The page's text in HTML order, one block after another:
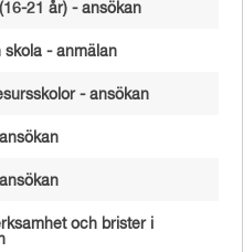
21 år) - ansökan
skola - anmälan
- ansökan
och brister i